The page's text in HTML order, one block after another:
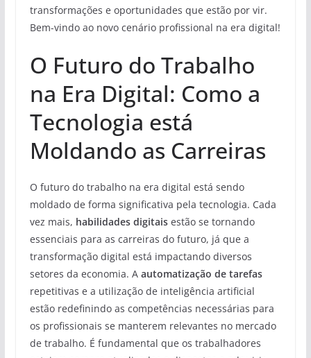
transformações e oportunidades que estão por vir.
Bem-vindo ao novo cenário profissional na era digital!
O Futuro do Trabalho
na Era Digital: Como a
Tecnologia está
Moldando as Carreiras
O futuro do trabalho na era digital está sendo
moldado de forma significativa pela tecnologia. Cada
vez mais, habilidades digitaisestão se tornando
essenciais para as carreiras do futuro, já que a
transformação digital está impactando diversos
setores da economia. A automatização de tarefas
repetitivas e a utilização de inteligência artificial
estão redefinindo as competências necessárias para
os profissionais se manterem relevantes no mercado
de trabalho. É fundamental que os trabalhadores